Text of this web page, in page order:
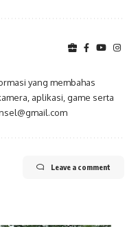
yang membahas
aplikasi, game serta
Leave a comment